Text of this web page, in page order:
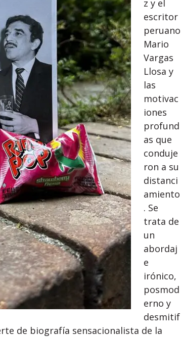
z y el
escritor
peruano
Mario
Vargas
Llosa y
las
motivac
iones
profund
as que
conduje
ron a su
distanci
amiento
. Se
trata de
un
abordaj
e
irónico,
posmod
erno y
desmitif
de biografía sensacionalista de la